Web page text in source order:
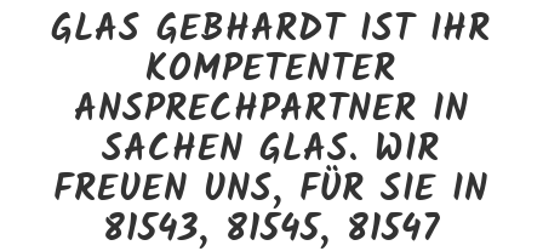
GLAS GEBHARDT IST IHR
KOMPETENTER
ANSPRECHPARTNER IN
SACHEN GLAS. WIR
FREUEN UNS, FÜR SIE IN
81543, 81545, 81547